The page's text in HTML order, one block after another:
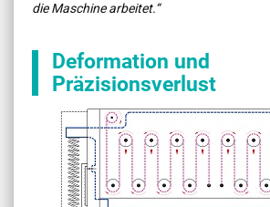
die Maschine arbeitet.“
Deformation und
Präzisionsverlust